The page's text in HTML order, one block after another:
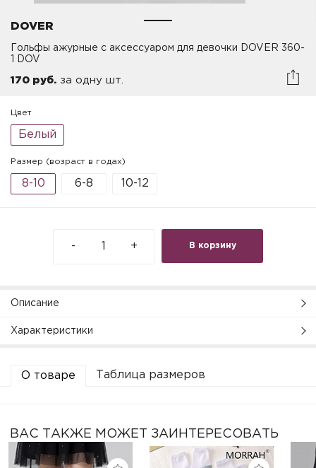
DOVER
Гольфы ажурные с аксессуаром для девочки DOVER 360-
1 DOV
170 руб. за одну шт.
Цвет
Белый
Размер (возраст в годах)
8-10 6-8 10-12
В корзину
- +
Описание
Характеристики
О товаре Таблица размеров
ВАС ТАКЖЕ МОЖЕТ ЗАИНТЕРЕСОВАТЬ